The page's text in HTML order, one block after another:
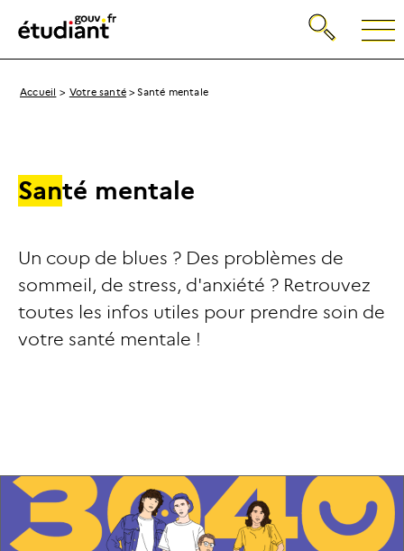
Retour
la
d'accueil
Recherche
Breadcrumb
Accueil Votre santé Santé mentale
Santé mentale
Un coup de blues ? Des problèmes de
sommeil, de stress, d'anxiété ? Retrouvez
toutes les infos utiles pour prendre soin de
votre santé mentale !